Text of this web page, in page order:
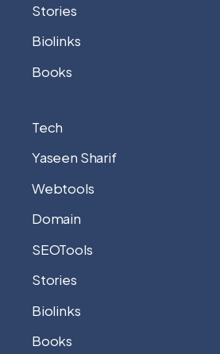
Stories
Biolinks
Books
Tech
Yaseen Sharif
Webtools
Domain
SEOTools
Stories
Biolinks
Books